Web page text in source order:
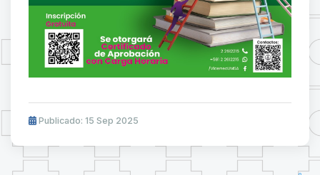
Publicado: 15 Sep 2025